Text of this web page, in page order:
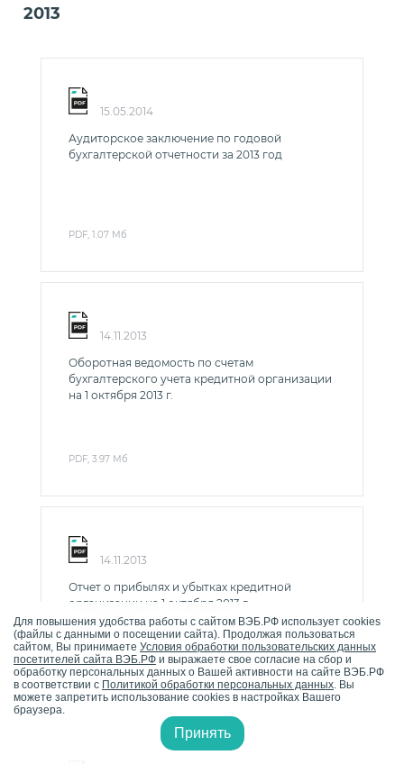
2013
15.05.2014
Аудиторское заключение по годовой
бухгалтерской отчетности за 2013 год
PDF, 1.07 Мб
14.11.2013
Оборотная ведомость по счетам
бухгалтерского учета кредитной организации
на 1 октября 2013 г.
PDF, 3.97 Мб
14.11.2013
Отчет о прибылях и убытках кредитной
организации на 1 октября 2013 г.
PDF, 1.26 Мб
Для повышения удобства работы с сайтом ВЭБ.РФ использует cookies
(файлы с данными о посещении сайта). Продолжая пользоваться
сайтом, Вы принимаете Условия обработки пользовательских данных
посетителей сайта ВЭБ.РФ и выражаете свое согласие на сбор и
обработку персональных данных о Вашей активности на сайте ВЭБ.РФ
в соответствии с Политикой обработки персональных данных. Вы
можете запретить использование cookies в настройках Вашего
браузера.
Принять